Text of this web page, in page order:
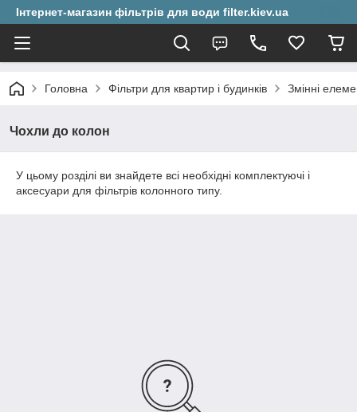
Інтернет-магазин фільтрів для води filter.kiev.ua
Головна Фільтри для квартир і будинків Змінні
Чохли до колон
У цьому розділі ви знайдете всі необхідні комплектуючі і
аксесуари для фільтрів колонного типу.